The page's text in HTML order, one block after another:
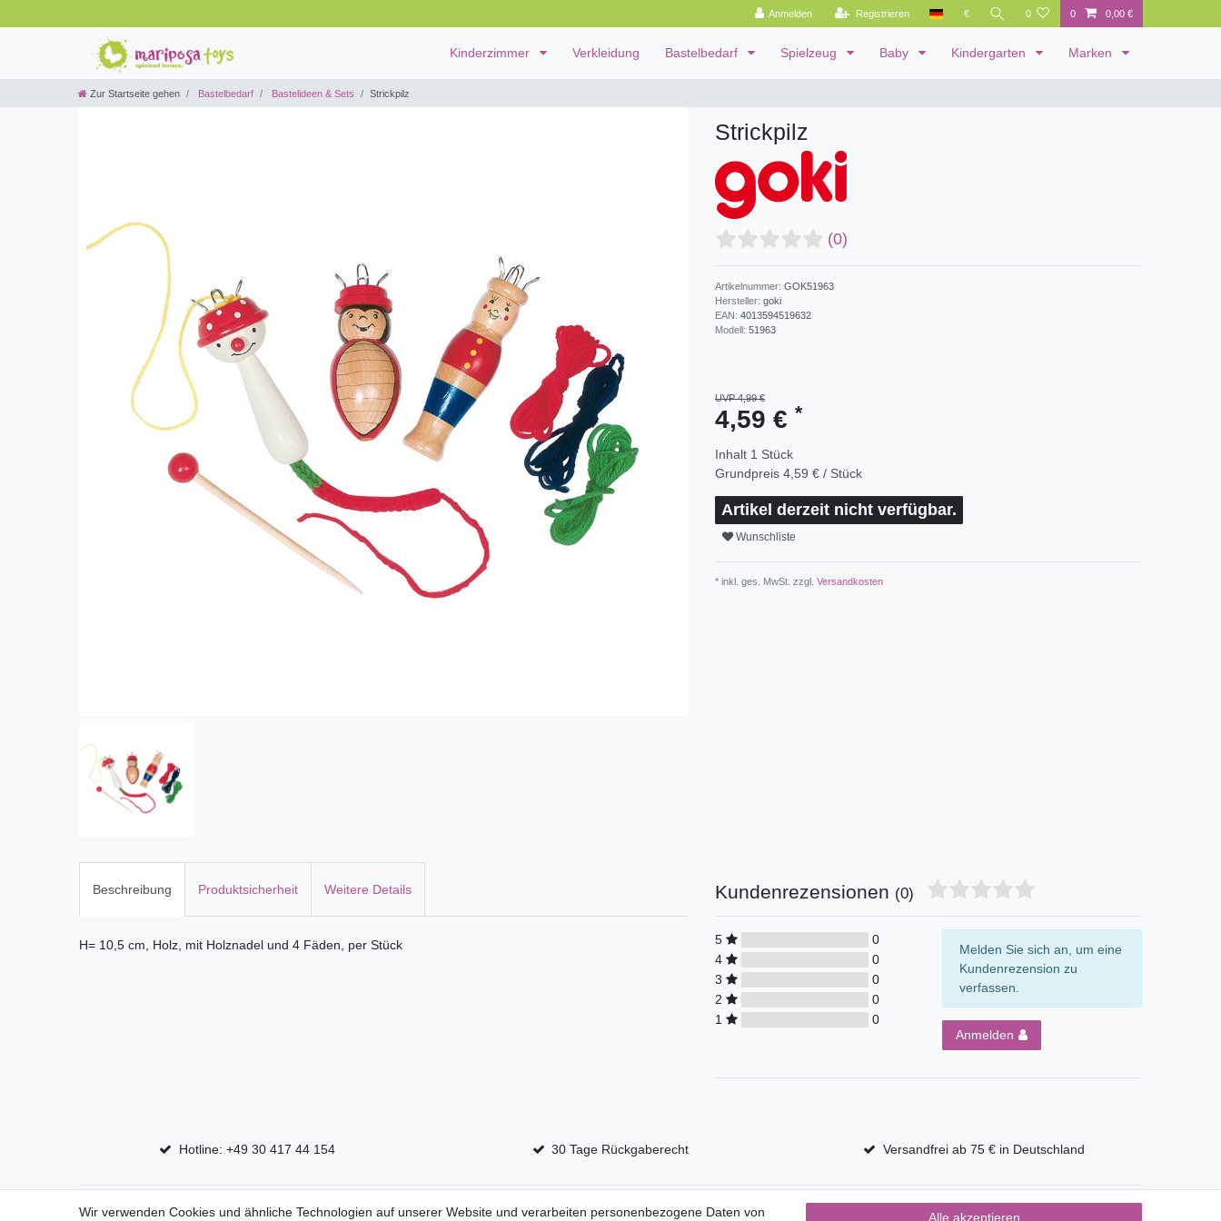
Anmelden Registrieren € 0 0 0,00 €
Kinderzimmer Verkleidung Bastelbedarf Spielzeug Baby Kindergarten Marken
Zur Startseite gehen Bastelbedarf Bastelideen & Sets Strickpilz
Strickpilz
(0)
Artikelnummer: GOK51963
Hersteller: goki
EAN: 4013594519632
Modell: 51963
UVP 4,99 €
4,59 € *
Inhalt 1 Stück
Grundpreis 4,59 € / Stück
Artikel derzeit nicht verfügbar.
Wunschliste
* inkl. ges. MwSt. zzgl. Versandkosten
Beschreibung Produktsicherheit Weitere Details
H= 10,5 cm, Holz, mit Holznadel und 4 Fäden, per Stück
Kundenrezensionen (0)
5
0
4
0
3
0
2
0
1
0
Melden Sie sich an, um eine
Kundenrezension zu
verfassen.
Anmelden
Hotline: +49 30 417 44 154 30 Tage Rückgaberecht Versandfrei ab 75 € in Deutschland
Top Marken Shop Service
Wir verwenden Cookies und ähnliche Technologien auf unserer Website und verarbeiten personenbezogene Daten von Alle akzeptieren